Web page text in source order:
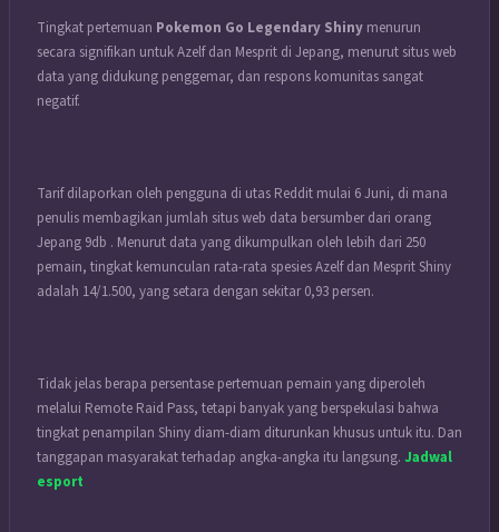
Tingkat pertemuan Pokemon Go Legendary Shiny menurun
secara signifikan untuk Azelf dan Mesprit di Jepang, menurut situs web
data yang didukung penggemar, dan respons komunitas sangat
negatif.
Tarif dilaporkan oleh pengguna di utas Reddit mulai 6 Juni, di mana
penulis membagikan jumlah situs web data bersumber dari orang
Jepang 9db . Menurut data yang dikumpulkan oleh lebih dari 250
pemain, tingkat kemunculan rata-rata spesies Azelf dan Mesprit Shiny
adalah 14/1.500, yang setara dengan sekitar 0,93 persen.
Tidak jelas berapa persentase pertemuan pemain yang diperoleh
melalui Remote Raid Pass, tetapi banyak yang berspekulasi bahwa
tingkat penampilan Shiny diam-diam diturunkan khusus untuk itu. Dan
tanggapan masyarakat terhadap angka-angka itu langsung. Jadwal
esport